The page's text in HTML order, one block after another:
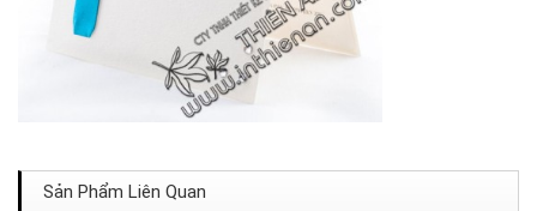
Sản Phẩm Liên Quan